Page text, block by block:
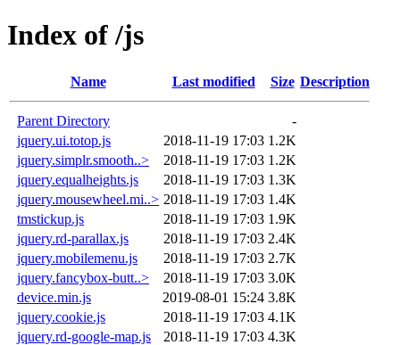
Index of /js
Name Last modified Size Description
Parent Directory
-
jquery.ui.totop.js
2018-11-19 17:03 1.2K
jquery.simplr.smooth..>
2018-11-19 17:03 1.2K
jquery.equalheights.js
2018-11-19 17:03 1.3K
jquery.mousewheel.mi..> 2018-11-19 17:03 1.4K
tmstickup.js
2018-11-19 17:03 1.9K
jquery.rd-parallax.js
2018-11-19 17:03 2.4K
jquery.mobilemenu.js
2018-11-19 17:03 2.7K
jquery.fancybox-butt..>
2018-11-19 17:03 3.0K
device.min.js
2019-08-01 15:24 3.8K
jquery.cookie.js
2018-11-19 17:03 4.1K
jquery.rd-google-map.js
2018-11-19 17:03 4.3K